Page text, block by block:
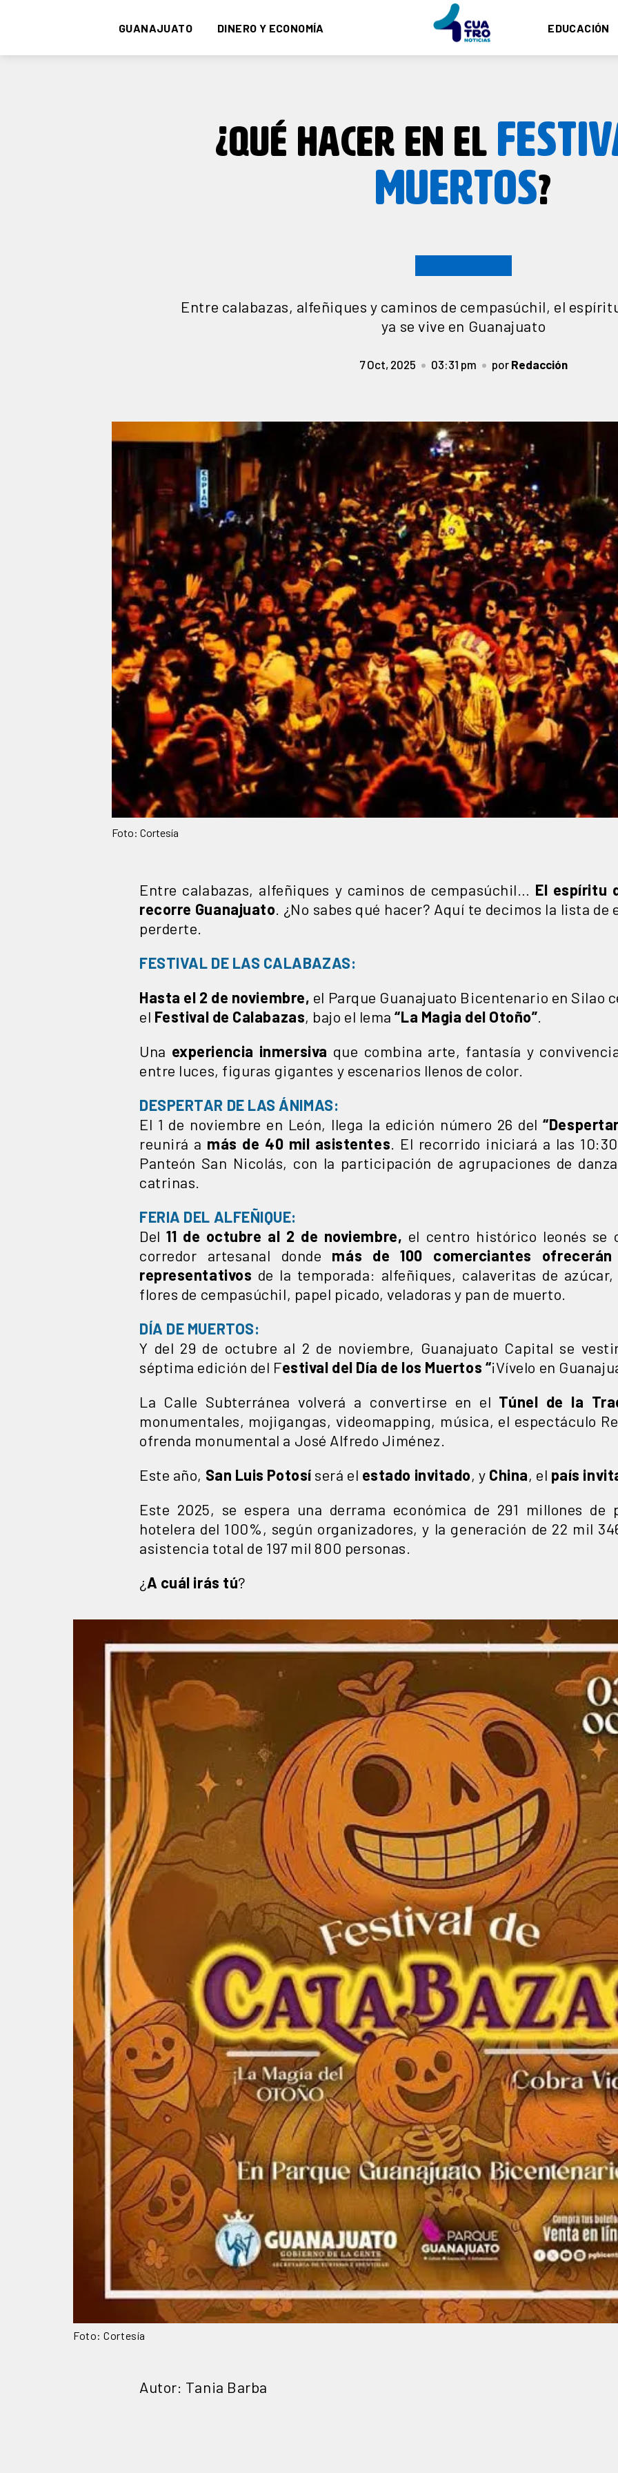
GUANAJUATO DINERO Y ECONOMÍA EDUCACIÓN
¿QUÉ HACER EN EL
MUERTOS?
Entre calabazas, alfeñiques y caminos de cempasúchil, el
ya se vive en Guanajuato
7 Oct, 2025 03:31 pm por Redacción
Foto: Cortesía
Entre calabazas, alfeñiques y caminos de cempasúchil… El espíritu
recorre Guanajuato . ¿No sabes qué hacer? Aquí te decimos la lista
perderte.
FESTIVAL DE LAS CALABAZAS:
Hasta el 2 de noviembre, el Parque Guanajuato Bicentenario en Silao
el Festival de Calabazas, bajo el lema“La Magia del Otoño”
Una experiencia inmersiva que combina arte, fantasía y
entre luces, figuras gigantes y escenarios llenos de color.
DESPERTAR DE LAS ÁNIMAS:
El 1 de noviembre en León, llega la edición número 26 del
reunirá a más de 40 mil asistentes . El recorrido iniciará a las
Panteón San Nicolás, con la participación de agrupaciones de
catrinas.
FERIA DEL ALFEÑIQUE:
Del11 de octubre al 2 de noviembre, el centro histórico leonés se
corredor artesanal donde más de 100 comerciantes
representativos de la temporada: alfeñiques, calaveritas de
flores de cempasúchil, papel picado, veladoras y pan de muerto.
DÍA DE MUERTOS:
Y del 29 de octubre al 2 de noviembre, Guanajuato Capital se
séptima edición del Festival del Día de los Muertos “¡Vívelo en
La Calle Subterránea volverá a convertirse en el Túnel de la
monumentales, mojigangas, videomapping, música, el espectáculo
ofrenda monumental a José Alfredo Jiménez.
Este año, San Luis Potosí será el estado invitado, y China, el país
Este 2025, se espera una derrama económica de 291 millones de
hotelera del 100%, según organizadores, y la generación de 22 mil
asistencia total de 197 mil 800 personas.
¿A cuál irás tú?
Foto: Cortesía
Autor: Tania Barba